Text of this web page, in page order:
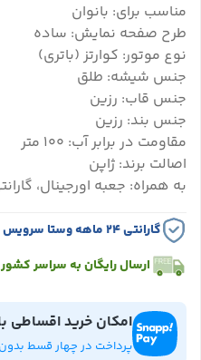
مناسب برای: بانوان
طرح صفحه نمایش: ساده
نوع موتور: کوارتز (باتری)
جنس شیشه: طلق
جنس قاب: رزین
جنس بند: رزین
مقاومت در برابر آب: 100 متر
اصالت برند: ژاپن
به همراه: جعبه اورجینال،
گارانتی ۲۴ ماهه وستا سرویس
ارسال رایگان به سراسر کشور
امکان خرید اقساطی
پرداخت در چهار قسط بدون